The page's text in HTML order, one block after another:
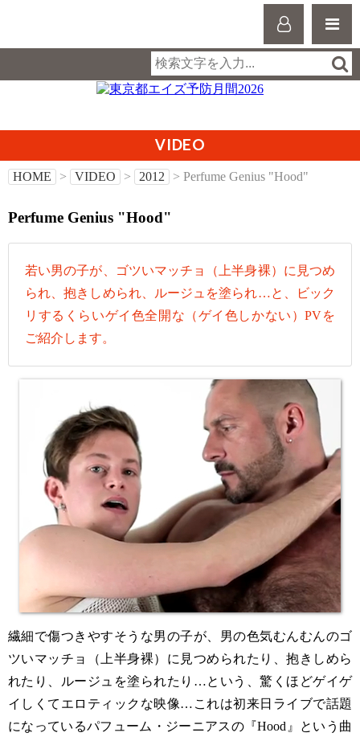
VIDEO
HOME > VIDEO > 2012 > Perfume Genius "Hood"
Perfume Genius "Hood"
若い男の子が、ゴツいマッチョ（上半身裸）に見つめ
られ、抱きしめられ、ルージュを塗られ…と、ビック
リするくらいゲイ色全開な（ゲイ色しかない）PVを
ご紹介します。
繊細で傷つきやすそうな男の子が、男の色気むんむんのゴ
ツいマッチョ（上半身裸）に見つめられたり、抱きしめら
れたり、ルージュを塗られたり…という、驚くほどゲイゲ
イしくてエロティックな映像…これは初来日ライブで話題
になっているパフューム・ジーニアスの『Hood』という曲